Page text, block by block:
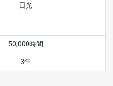
日光
50,000時間
3年